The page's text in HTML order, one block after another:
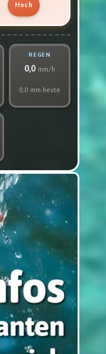
Hoch
REGEN
0,0 mm/h
0,0 mm heute